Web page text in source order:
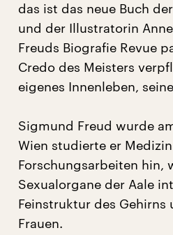
das ist das neue Buch
und der Illustratorin
Freuds Biografie Revue
Credo des Meisters
eigenes Innenleben,
Sigmund Freud wurde
Wien studierte er
Forschungsarbeiten hin,
Sexualorgane der Aale
Feinstruktur des
Frauen.